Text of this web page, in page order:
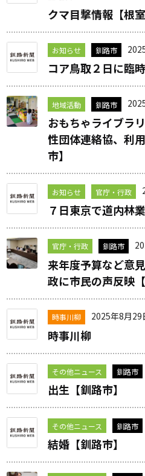
クマ目撃情報【根室
お知らせ 釧路市
コア鳥取２日に臨
地域活動 釧路市
おもちゃライブラ
性団体連絡協、利
市】
お知らせ 官庁・行政
７日東京で道内林
官庁・行政 釧路市
来年度予算など意
政に市民の声反映【
時事川柳 2025年8月29
時事川柳
その他ニュース 釧路市
出生【釧路市】
その他ニュース 釧路市
結婚【釧路市】